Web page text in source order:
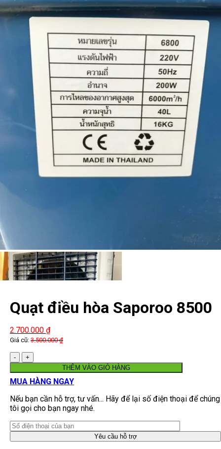
Quạt điều hòa Saporoo 8500
2.700.000 ₫
Giá cũ: 3.500.000₫
Số
lượng
THÊM VÀO GIỎ HÀNG
MUA HÀNG NGAY
Nếu bạn cần hỗ trợ, tư vấn... Hãy để lại số điện thoại để chúng
tôi gọi cho bạn ngay nhé.